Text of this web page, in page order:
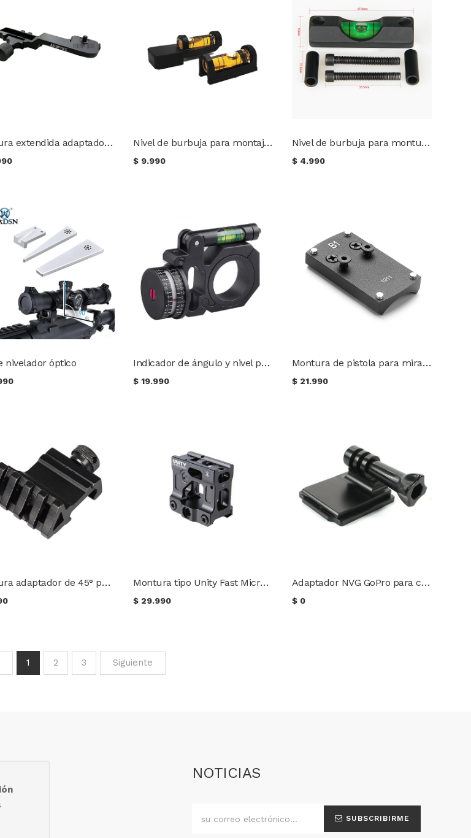
Montura extendida adaptador picatinny para trípodes o cámaras Nivel de burbuja para montaje de miras telescópicas
$ 9.990
Nivel de burbuja para monturas de miras telescópicas (47 mm)
$ 4.990
nivelador óptico Indicador de ángulo y nivel para mira telescópica
$19.990
Montura de pistola para miras red dot
$ 21.990
Montura adaptador de 45° para riel picatinny Montura tipo Unity Fast Micro Aimpoint para Red Dot
$ 29.990
Adaptador NVG GoPro para casco táctico
$ 0
1 2 3 Siguiente
NOTICIAS
SUBSCRIBIRME